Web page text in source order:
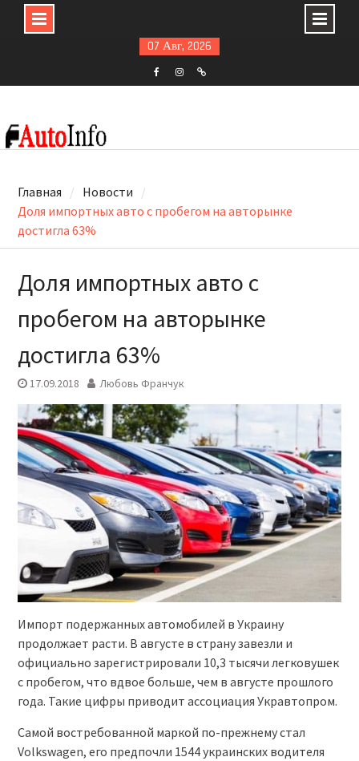
content
07 Авг, 2026
Главная
Новости
Доля импортных авто с пробегом на авторынке
достигла 63%
Доля импортных авто с
пробегом на авторынке
достигла 63%
17.09.2018 Любовь Франчук
Импорт подержанных автомобилей в Украину
продолжает расти. В августе в страну завезли и
официально зарегистрировали 10,3 тысячи легковушек
с пробегом, что вдвое больше, чем в августе прошлого
года. Такие цифры приводит ассоциация Укравтопром.
Самой востребованной маркой по-прежнему стал
Volkswagen, его предпочли 1544 украинских водителя